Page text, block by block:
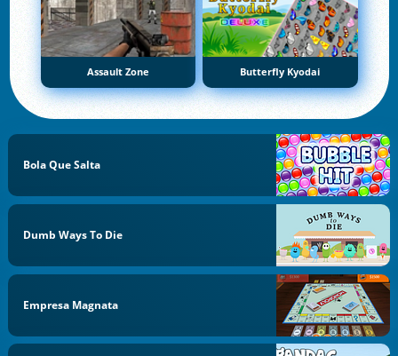
Assault Zone Butterfly Kyodai
Bola Que Salta
Dumb Ways To Die
Empresa Magnata